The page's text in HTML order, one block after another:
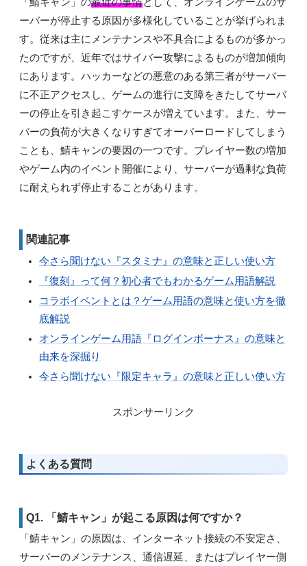
ーバーが停止する原因が多様化していることが挙げられま
す。従来は主にメンテナンスや不具合によるものが多かっ
たのですが、近年ではサイバー攻撃によるものが増加傾向
にあります。ハッカーなどの悪意のある第三者がサーバー
に不正アクセスし、ゲームの進行に支障をきたしてサーバ
ーの停止を引き起こすケースが増えています。また、サー
バーの負荷が大きくなりすぎてオーバーロードしてしまう
ことも、鯖キャンの要因の一つです。プレイヤー数の増加
やゲーム内のイベント開催により、サーバーが過剰な負荷
に耐えられず停止することがあります。
関連記事
今さら聞けない『スタミナ』の意味と正しい使い方
『復刻』って何？初心者でもわかるゲーム用語解説
コラボイベントとは？ゲーム用語の意味と使い方を徹
底解説
オンラインゲーム用語『ログインボーナス』の意味と
由来を深掘り
今さら聞けない『限定キャラ』の意味と正しい使い方
スポンサーリンク
よくある質問
Q1. 「鯖キャン」が起こる原因は何ですか？
「鯖キャン」の原因は、インターネット接続の不安定さ、
サーバーのメンテナンス、通信遅延、またはプレイヤー側